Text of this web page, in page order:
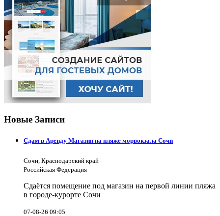
Новые Записи
Сдам в Аренду Магазин на пляже морвокзала Сочи
Сочи, Краснодарский край
Российская Федерация
Сдаётся помещение под магазин на первой линии пляжа
в городе-курорте Сочи
07-08-26 09:05